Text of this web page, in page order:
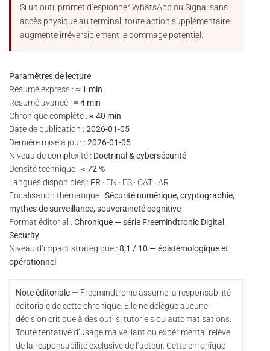
Si un outil promet d’espionner WhatsApp ou Signal sans
accès physique au terminal, toute action supplémentaire
augmente irréversiblement le dommage potentiel.
Paramètres de lecture
Résumé express : ≈ 1 min
Résumé avancé : ≈ 4 min
Chronique complète : ≈ 40 min
Date de publication : 2026-01-05
Dernière mise à jour : 2026-01-05
Niveau de complexité : Doctrinal & cybersécurité
Densité technique : ≈ 72 %
Langues disponibles : FR · EN · ES · CAT · AR
Focalisation thématique : Sécurité numérique, cryptographie,
mythes de surveillance, souveraineté cognitive
Format éditorial : Chronique — série Freemindtronic Digital
Security
Niveau d’impact stratégique : 8,1 / 10 — épistémologique et
opérationnel
Note éditoriale— Freemindtronic assume la responsabilité
éditoriale de cette chronique. Elle ne délègue aucune
décision critique à des outils, tutoriels ou automatisations.
Toute tentative d’usage malveillant ou expérimental relève
de la responsabilité exclusive de l’acteur. Cette chronique